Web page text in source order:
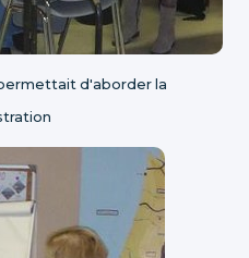
d'aborder la